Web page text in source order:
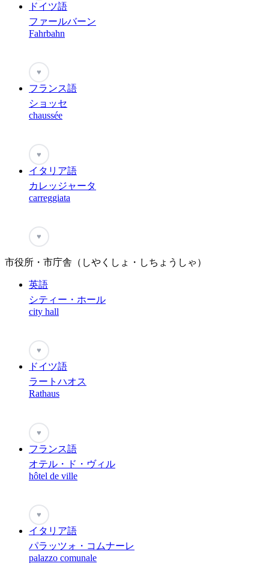
ドイツ語
ファールバーン
Fahrbahn
♥
フランス語
ショッセ
chaussée
♥
イタリア語
カレッジャータ
carreggiata
♥
市役所・市庁舎（しやくしょ・しちょうしゃ）
英語
シティー・ホール
city hall
♥
ドイツ語
ラートハオス
Rathaus
♥
フランス語
オテル・ド・ヴィル
hôtel de ville
♥
イタリア語
パラッツォ・コムナーレ
palazzo comunale